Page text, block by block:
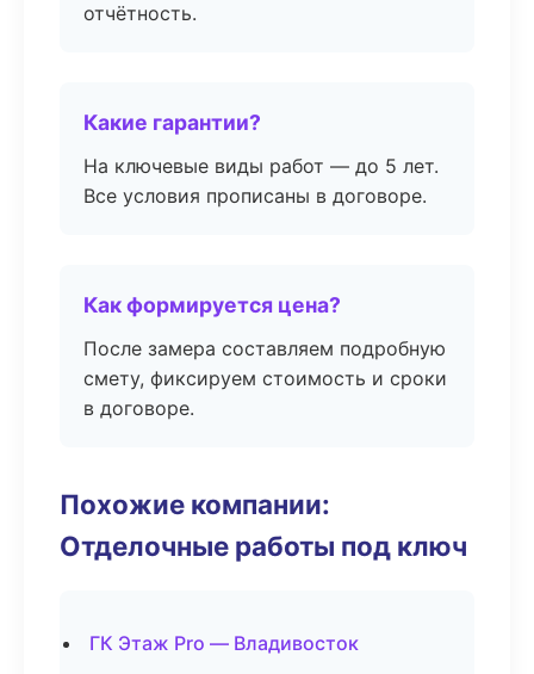
отчётность.
Какие гарантии?
На ключевые виды работ — до 5 лет.
Все условия прописаны в договоре.
Как формируется цена?
После замера составляем подробную
смету, фиксируем стоимость и сроки
в договоре.
Похожие компании:
Отделочные работы под ключ
ГК Этаж Pro — Владивосток